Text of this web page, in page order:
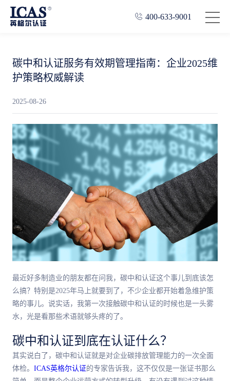
400-633-9001
碳中和认证服务有效期管理指南：企业2025维
护策略权威解读
2025-08-26
最近好多制造业的朋友都在问我，碳中和认证这个事儿到底该怎
么搞？特别是2025年马上就要到了，不少企业都开始着急维护策
略的事儿。说实话，我第一次接触碳中和认证的时候也是一头雾
水，光是看那些术语就够头疼的了。
碳中和认证到底在认证什么？
其实说白了，碳中和认证就是对企业碳排放管理能力的一次全面
体检。 ICAS英格尔认证的专家告诉我，这不仅仅是一张证书那么